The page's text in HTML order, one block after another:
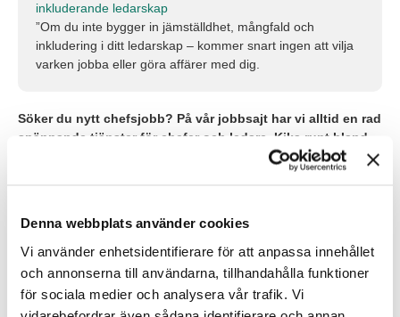
Denna webbplats använder cookies
Vi använder enhetsidentifierare för att anpassa innehållet
och annonserna till användarna, tillhandahålla funktioner
för sociala medier och analysera vår trafik. Vi
inkluderande ledarskap
”Om du inte bygger in jämställdhet, mångfald och
inkludering i ditt ledarskap – kommer snart ingen att vilja
varken jobba eller göra affärer med dig.
Söker du nytt chefsjobb? På vår jobbsajt har vi alltid en rad
spännande tjänster för chefer och ledare. Kika runt bland
Skribent
Hanna Flink